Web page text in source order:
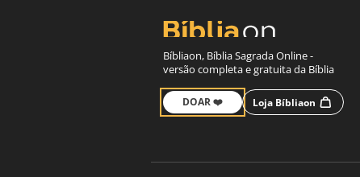
Bíbliaon, Bíblia Sagrada Online -
versão completa e gratuita da Bíblia
DOAR ❤️ Loja Bíbliaon